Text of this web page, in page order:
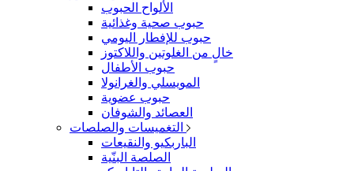
الألواح الحبوب
حبوب صحية وغذائية
حبوب للإفطار اليومي
خالٍ من الغلوتين واللاكتوز
حبوب الأطفال
المويسلي والغرانولا
حبوب عضوية
العصائد والشوفان
الباربكيو والنقيعات
الصلصة البنّية